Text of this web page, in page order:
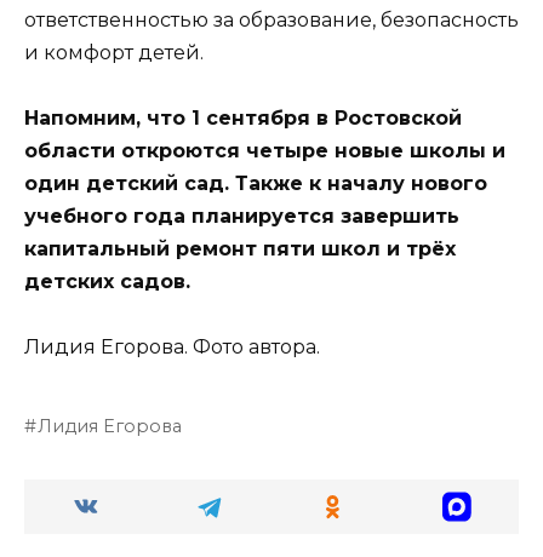
ответственностью за образование, безопасность
и комфорт детей.
Напомним, что 1 сентября в Ростовской
области откроются четыре новые школы и
один детский сад. Также к началу нового
учебного года планируется завершить
капитальный ремонт пяти школ и трёх
детских садов.
Лидия Егорова. Фото автора.
Лидия Егорова